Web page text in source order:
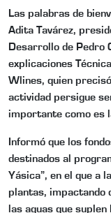
Las palabras de
Adita Tavárez,
Desarrollo de Pedro
explicaciones
Wlines, quien
actividad persigue
importante como es
Informó que los
destinados al
Yásica”, en el que a
plantas, impactando
las aguas que